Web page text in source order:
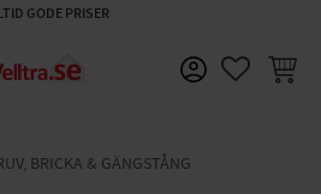
GODE PRISER
BRICKA & GÄNGSTÅNG